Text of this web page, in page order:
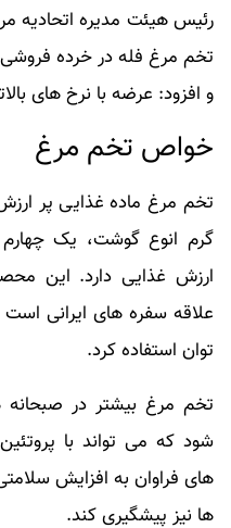
رئیس هیئت مدیره اتحادیه
و افزود: عرضه با نرخ های
خواص تخم مرغ
گرم انوع گوشت، یک چهارم
ارزش غذایی دارد. این
علاقه سفره های ایرانی
توان استفاده کرد.
تخم مرغ بیشتر در
شود که می تواند با
های فراوان به افزایش
ها نیز پیشگیری کند.